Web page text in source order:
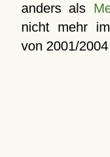
anders als
nicht mehr
von 2001/